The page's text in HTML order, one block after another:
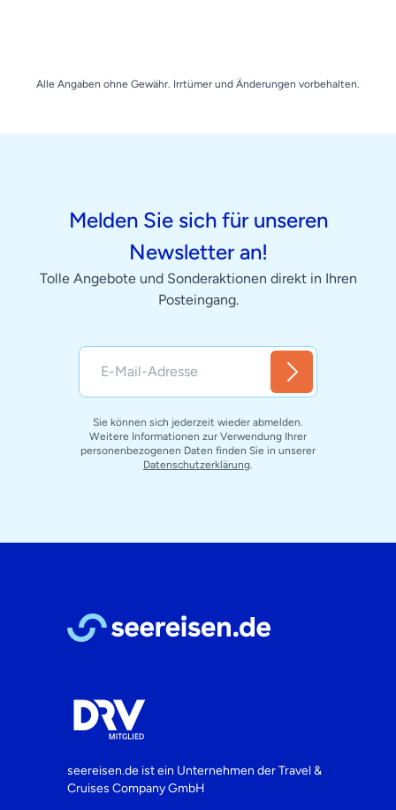
Alle Angaben ohne Gewähr. Irrtümer und Änderungen vorbehalten.
Melden Sie sich für unseren
Newsletter an!
Tolle Angebote und Sonderaktionen direkt in Ihren
Posteingang.
Sie können sich jederzeit wieder abmelden.
Weitere Informationen zur Verwendung Ihrer
personenbezogenen Daten finden Sie in unserer
Datenschutzerklärung
seereisen.de ist ein Unternehmen derTravel &
Cruises Company GmbH